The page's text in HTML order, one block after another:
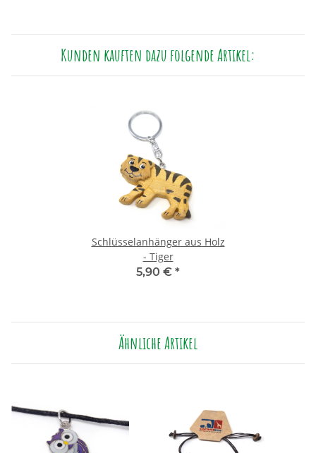
Kunden kauften dazu folgende Artikel:
Schlüsselanhänger aus Holz
- Tiger
5,90 € *
Ähnliche Artikel